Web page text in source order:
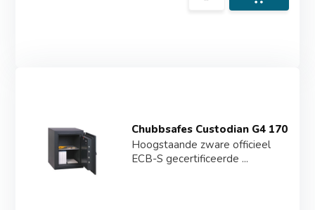
Chubbsafes Custodian G4 170
Hoogstaande zware officieel
ECB-S gecertificeerde ...